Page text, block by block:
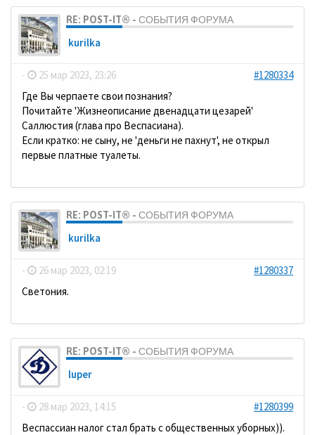
RE: POST-IT® - СОБЫТИЯ ФОРУМА
kurilka
- 25 мар 2023, 23:26
#1280334
Где Вы черпаете свои познания?
Почитайте 'Жизнеописание двенадцати цезарей'
Саллюстия (глава про Веспасиана).
Если кратко: не сыну, не 'деньги не пахнут', не открыл
первые платные туалеты.
RE: POST-IT® - СОБЫТИЯ ФОРУМА
kurilka
- 26 мар 2023, 02:19
#1280337
Светония.
RE: POST-IT® - СОБЫТИЯ ФОРУМА
luper
- 28 мар 2023, 14:15
#1280399
Веспассиан налог стал брать с общественных уборных)).